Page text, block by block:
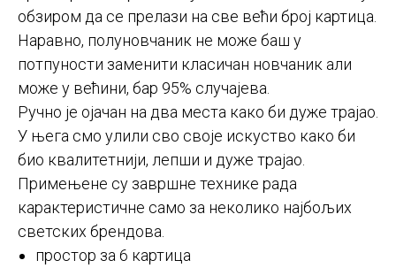
обзиром да се прелази на све већи број картица.
Наравно, полуновчаник не може баш у
потпуности заменити класичан новчаник али
може у већини, бар 95% случајева.
Ручно је ојачан на два места како би дуже трајао.
У њега смо улили сво своје искуство како би
био квалитетнији, лепши и дуже трајао.
Примењене су завршне технике рада
карактеристичне само за неколико најбољих
светских брендова.
простор за 6 картица